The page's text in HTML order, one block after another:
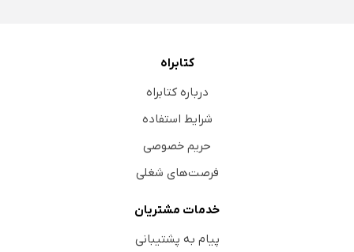
کتابراه
درباره کتابراه
شرایط استفاده
حریم خصوصی
فرصت‌های شغلی
خدمات مشتریان
پیام به پشتیبانی